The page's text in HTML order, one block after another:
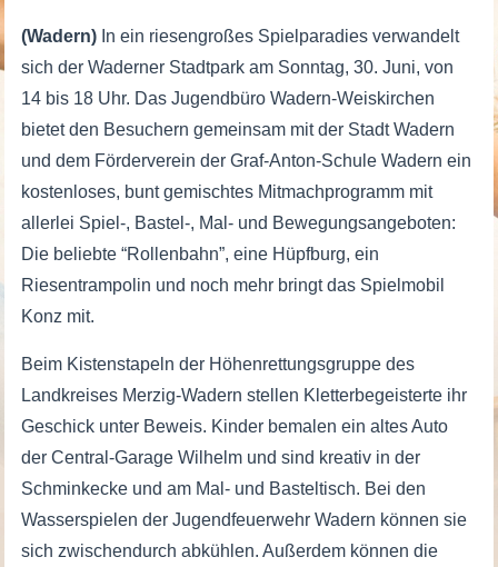
(Wadern) In ein riesengroßes Spielparadies verwandelt
sich der Waderner Stadtpark am Sonntag, 30. Juni, von
14 bis 18 Uhr. Das Jugendbüro Wadern-Weiskirchen
bietet den Besuchern gemeinsam mit der Stadt Wadern
und dem Förderverein der Graf-Anton-Schule Wadern ein
kostenloses, bunt gemischtes Mitmachprogramm mit
allerlei Spiel-, Bastel-, Mal- und Bewegungsangeboten:
Die beliebte “Rollenbahn”, eine Hüpfburg, ein
Riesentrampolin und noch mehr bringt das Spielmobil
Konz mit.
Beim Kistenstapeln der Höhenrettungsgruppe des
Landkreises Merzig-Wadern stellen Kletterbegeisterte ihr
Geschick unter Beweis. Kinder bemalen ein altes Auto
der Central-Garage Wilhelm und sind kreativ in der
Schminkecke und am Mal- und Basteltisch. Bei den
Wasserspielen der Jugendfeuerwehr Wadern können sie
sich zwischendurch abkühlen. Außerdem können die